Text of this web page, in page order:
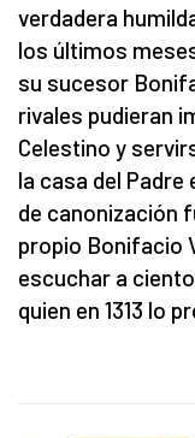
verdadera
los últimos
su sucesor
rivales pudieran
Celestino y
la casa del
de canonización
propio Bonifacio
escuchar a
quien en 1313 lo